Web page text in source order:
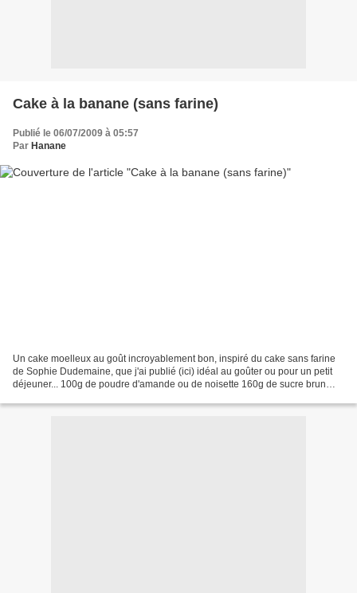
Cake à la banane (sans farine)
Publié le 06/07/2009 à 05:57
Par Hanane
Un cake moelleux au goût incroyablement bon, inspiré du cake sans farine
de Sophie Dudemaine, que j'ai publié (ici) idéal au goûter ou pour un petit
déjeuner... 100g de poudre d'amande ou de noisette 160g de sucre brun